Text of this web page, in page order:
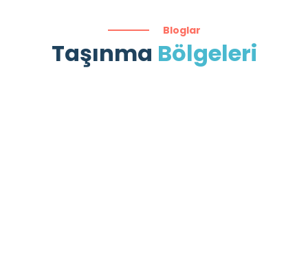
Bloglar
Taşınma Bölgeleri